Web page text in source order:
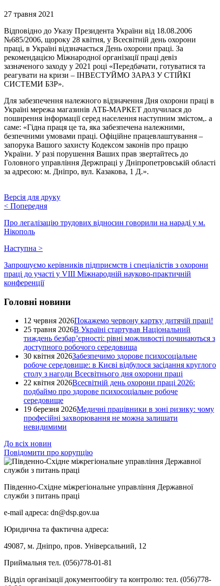
27 травня 2021
Відповідно до Указу Президента України від 18.08.2006
№685/2006, щороку 28 квітня, у Всесвітній день охорони
праці, в Україні відзначається День охорони праці. За
рекомендацією Міжнародної організації праці девіз
зазначеного заходу у 2021 році «Передбачати, готуватися та
реагувати на кризи – ІНВЕСТУЙМО ЗАРАЗ У СТІЙКІ
СИСТЕМИ БЗР».
Для забезпечення належного відзначення Дня охорони праці в
Україні мережа магазинів АТБ-МАРКЕТ долучилася до
поширення інформації серед населення наступним змістом,. а
саме: «Гідна праця це та, яка забезпечена належними,
безпечними умовами праці. Офіційне працевлаштування –
запорука Вашого захисту Кодексом законів про працю
України. У разі порушення Ваших прав звертайтесь до
Головного управління Держпраці у Дніпропетровській області
за адресою: м. Дніпро, вул. Казакова, 1 Д.».
Версія для друку
< Попередня
Про легалізацію трудових відносин говорили на нараді у м.
Нікополь
Наступна >
Запрошуємо керівників підприємств і спеціалістів з охорони
праці до участі у VIII Міжнародній науково-практичній
конференції
Головні новини
12 червня 2026Покажемо червону картку дитячій праці!
25 травня 2026В Україні стартував Національний
тиждень безбар’єрності: рівні можливості починаються з
доступного робочого середовища
30 квітня 2026Забезпечимо здорове психосоціальне
робоче середовище: в Києві відбулося засідання круглого
столу з нагоди Всесвітнього дня охорони праці
22 квітня 2026Всесвітній день охорони праці 2026:
подбаймо про здорове психосоціальне робоче
середовище
19 березня 2026Медичні працівники в зоні ризику: чому
професійні захворювання не можна залишати
невидимими
До всіх новин
Повідомити про корупцію
Південно-Східне міжрегіональне управління Державної
служби з питань праці
e-mail адреса: dn@dsp.gov.ua
Юридична та фактична адреса:
49087, м. Дніпро, пров. Універсальний, 12
Приймальня тел. (056)778-01-81
Відділ організації документообігу та контролю: тел. (056)778-